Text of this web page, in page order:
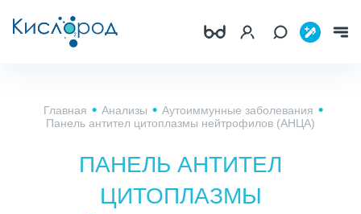
Главная Анализы
Аутоиммунные заболевания
Панель антител цитоплазмы нейтрофилов (АНЦА)
ПАНЕЛЬ АНТИТЕЛ
ЦИТОПЛАЗМЫ